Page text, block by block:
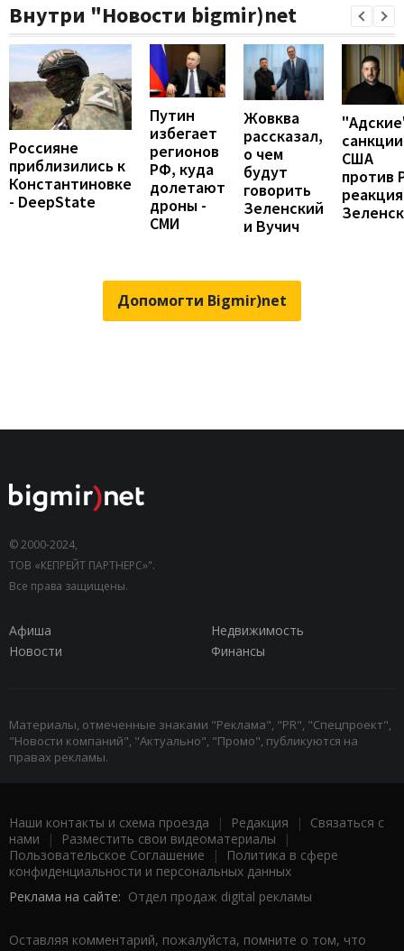
Внутри "Новости bigmir)net
Россияне
приблизились к
Константиновке
- DeepState
Путин
избегает
регионов
РФ, куда
долетают
дроны -
СМИ
Жовква
рассказал,
о чем
будут
говорить
Зеленский
и Вучич
санкции
США
против
реакция
Допомогти Bigmir)net
© 2000-2024,
ТОВ «КЕПРЕЙТ ПАРТНЕРС»".
Все права защищены.
Афиша
Недвижимость
Новости
Финансы
Материалы, отмеченные знаками "Реклама", "PR", "Спецпроект",
"Новости компаний", "Актуально", "Промо", публикуются на
правах рекламы.
Наши контакты и схема проезда | Редакция | Связаться с
нами | Разместить свои видеоматериалы |
Пользовательское Соглашение |
Политика в сфере
конфиденциальности и персональных данных
Реклама на сайте: Отдел продаж digital рекламы
Оставляя комментарий, пожалуйста, помните о том, что